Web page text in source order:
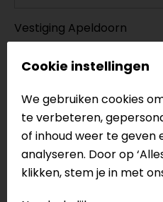
Vestiging Apeldoorn
Vestiging Breda
Vestiging Capelle a/d
Vestiging Eindhoven
Cookie instellingen
We gebruiken cookies
te verbeteren,
of inhoud weer te geven
analyseren. Door op
klikken, stem je in met